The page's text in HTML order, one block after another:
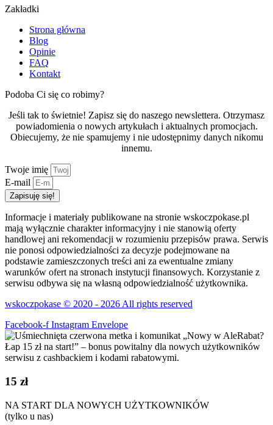
Zakładki
Strona główna
Blog
Opinie
FAQ
Kontakt
Podoba Ci się co robimy?
Jeśli tak to świetnie! Zapisz się do naszego newslettera. Otrzymasz
powiadomienia o nowych artykułach i aktualnych promocjach.
Obiecujemy, że nie spamujemy i nie udostępnimy danych nikomu
innemu.
Twoje imię
E-mail
Zapisuję się!
Informacje i materiały publikowane na stronie wskoczpokase.pl
mają wyłącznie charakter informacyjny i nie stanowią oferty
handlowej ani rekomendacji w rozumieniu przepisów prawa. Serwis
nie ponosi odpowiedzialności za decyzje podejmowane na
podstawie zamieszczonych treści ani za ewentualne zmiany
warunków ofert na stronach instytucji finansowych. Korzystanie z
serwisu odbywa się na własną odpowiedzialność użytkownika.
wskoczpokase © 2020 - 2026 All rights reserved
Facebook-f Instagram Envelope
15 zł
NA START DLA NOWYCH UŻYTKOWNIKÓW
(tylko u nas)